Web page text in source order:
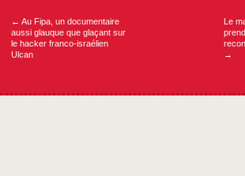
← Au Fipa, un documentaire
aussi glauque que glaçant sur
le hacker franco-israélien
Ulcan
Le
→